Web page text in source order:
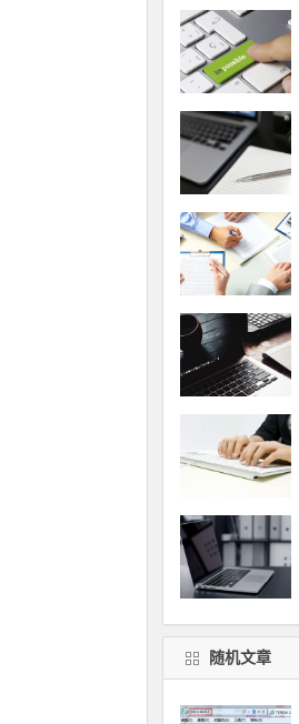
随机文章